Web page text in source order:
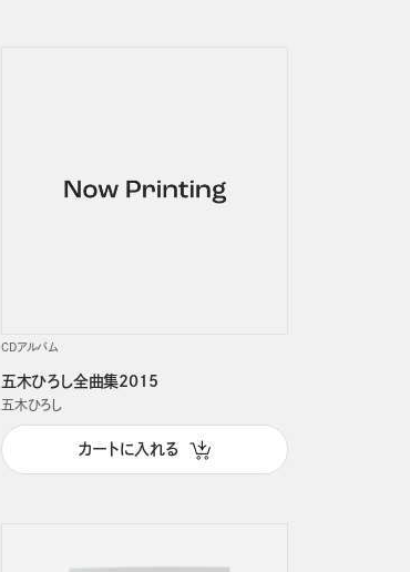
CDアルバム
五木ひろし全曲集2015
五木ひろし
カートに入れる